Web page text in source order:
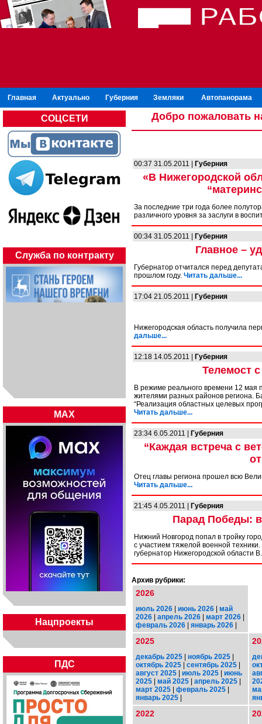
Главная Актуально Губерния Земляки Автопанорама
СОЦСЕТИ
Служба по контракту
MAX
Нацпроекты
ПДС
Добро пожаловать
00:37 31.05.2011 | Губерния
«В Нижегородской
За последние три года более
различного уровня за заслуги в
00:34 31.05.2011 | Губерния
Главное –
Губернатор отчитался перед
прошлом году. Читать дальше...
17:04 21.05.2011 | Губерния
Нижегородская область получила
дальше...
12:18 14.05.2011 | Губерния
Телемост
В режиме реального времени 12 мая
жителями разных районов региона.
“Реализация областных целевых
Читать дальше...
23:34 6.05.2011 | Губерния
“Каждая встреча с
Отец главы региона прошел всю
Читать дальше...
21:45 4.05.2011 | Губерния
Парад Победы:
Нижний Новгород попал в тройку
с участием тяжелой военной
губернатор Нижегородской области
Архив рубрики:
2026
июль 2026 | июнь 2026 | май
2026 | апрель 2026 | март 2026 |
февраль 2026 | январь 2026 |
2025
декабрь 2025 | ноябрь 2025 |
октябрь 2025 | сентябрь 2025 |
август 2025 | июль 2025 | июнь
2025 | май 2025 | апрель 2025 |
март 2025 | февраль 2025 |
январь 2025 |
2022